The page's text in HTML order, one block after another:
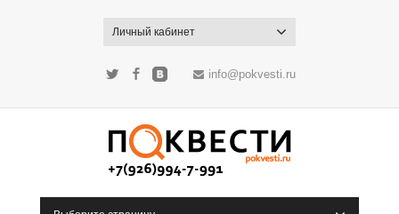
Личный кабинет
Twitter FacebookВКонтактеinfo@pokvesti.ru